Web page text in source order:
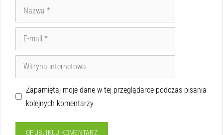
Zapamiętaj moje dane w tej przeglądarce podczas pisania
kolejnych komentarzy.